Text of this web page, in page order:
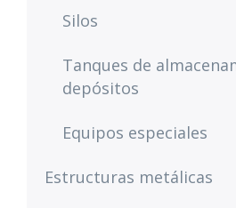
Silos
Tanques de
depósitos
Equipos especiales
Estructuras metálicas